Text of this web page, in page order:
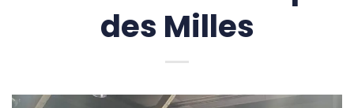
des Milles